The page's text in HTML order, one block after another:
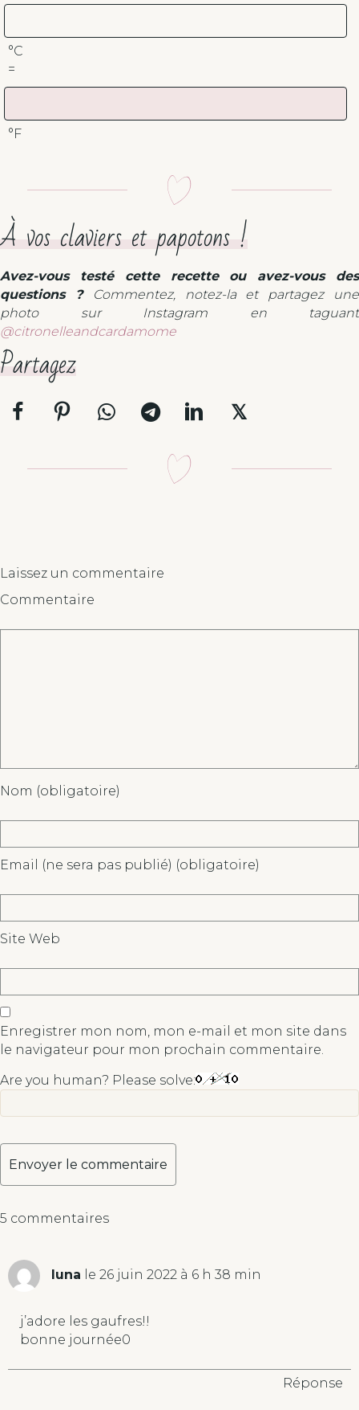
°C
=
°F
À vos claviers et papotons !
Avez-vous testé cette recette ou avez-vous des
questions ?
Commentez, notez-la et partagez une
photo sur Instagram en taguant
@citronelleandcardamome
Partagez
𝕏
5 commentaires
luna le 26 juin 2022 à 6 h 38 min
j’adore les gaufres!!
bonne journée0
Réponse
Laissez un commentaire
Commentaire
Nom (obligatoire)
Email (ne sera pas publié) (obligatoire)
Site Web
Enregistrer mon nom, mon e-mail et mon site dans
le navigateur pour mon prochain commentaire.
Are you human? Please solve:
l